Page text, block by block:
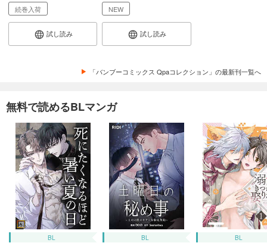
続巻入荷
試し読み
NEW
試し読み
「バンブーコミックス Qpaコレクション」の最新刊一覧へ
無料で読めるBLマンガ
BL BL BL